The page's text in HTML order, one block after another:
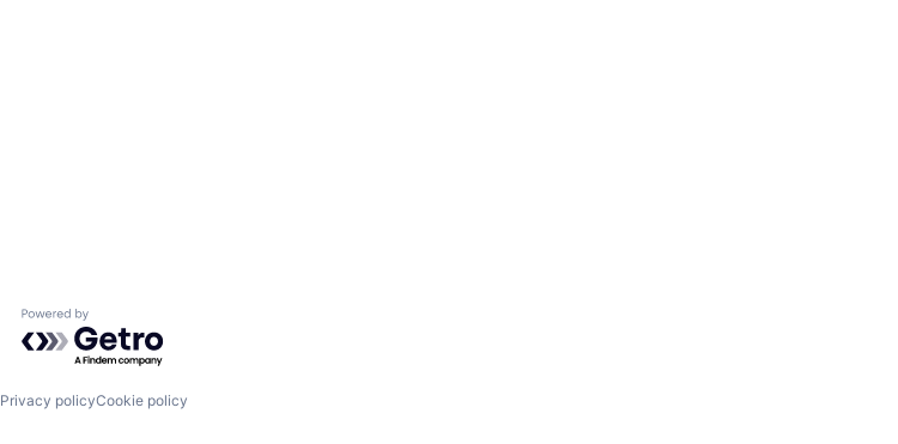
Powered by Getro.com
Privacy policyCookie policy